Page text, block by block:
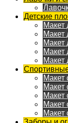
Детские
Макет
Макет
Макет
Макет
Макет
Макет
Макет
Макет
Макет
Макет